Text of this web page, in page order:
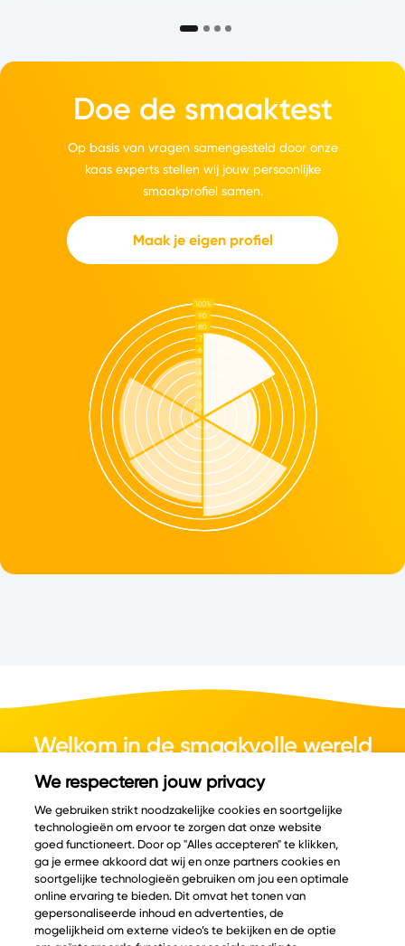
Doe de smaaktest
Op basis van vragen samengesteld door onze
kaas experts stellen wij jouw persoonlijke
smaakprofiel samen.
Maak je eigen profiel
Welkom in de smaakvolle wereld
van kaas.
© Copyright 2026 Velder
Inspiratie Informatie
We respecteren jouw privacy
We gebruiken strikt noodzakelijke cookies en soortgelijke
technologieën om ervoor te zorgen dat onze website
goed functioneert. Door op "Alles accepteren" te klikken,
ga je ermee akkoord dat wij en onze partners cookies en
soortgelijke technologieën gebruiken om jou een optimale
online ervaring te bieden. Dit omvat het tonen van
gepersonaliseerde inhoud en advertenties, de
mogelijkheid om externe video’s te bekijken en de optie